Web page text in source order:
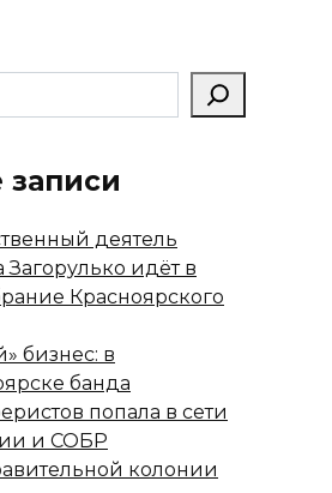
деятель
Загорулько идёт в
Красноярского
бизнес: в
банда
попала в сети
и СОБР
колонии